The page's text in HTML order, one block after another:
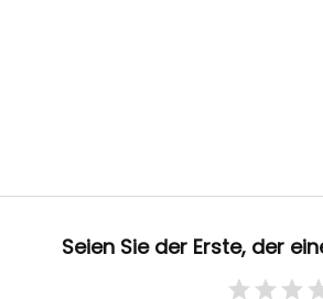
Seien Sie der Erste, der